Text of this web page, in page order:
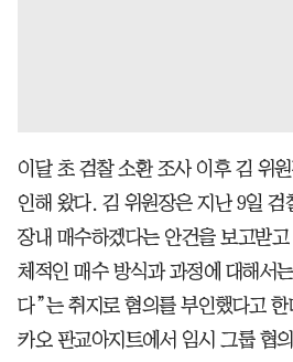
이달 초 검찰 소환 조사 이후 김 위
인해 왔다. 김 위원장은 지난 9일
장내 매수하겠다는 안건을 보고받
체적인 매수 방식과 과정에 대해서
다”는 취지로 혐의를 부인했다고
카오 판교아지트에서 임시 그룹 협